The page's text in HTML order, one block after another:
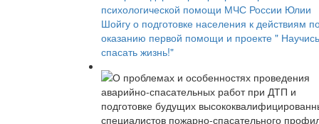
психологической помощи МЧС России Юлии
Шойгу о подготовке населения к действиям
оказанию первой помощи и проекте " Научись
спасать жизнь!"